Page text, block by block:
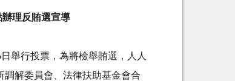
理反賄選宣導
日舉行投票，為將檢舉賄選，人人
解委員會、法律扶助基金會合